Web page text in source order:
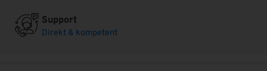
Support
Direkt & kompetent